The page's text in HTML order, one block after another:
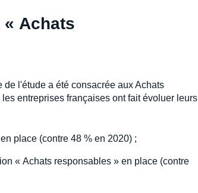
Achats
l'étude a été consacrée aux Achats
entreprises françaises ont fait évoluer leurs
place (contre 48 % en 2020) ;
« Achats responsables » en place (contre